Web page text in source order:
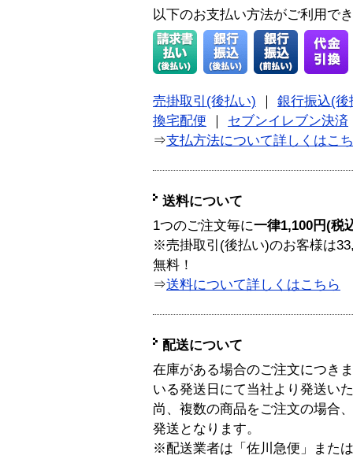
以下のお支払い方法がご利用で
売掛取引(後払い) ｜ 銀行振込(後
換宅配便 ｜ セブンイレブン決済
⇒支払方法について詳しくはこ
送料について
1つのご注文毎に一律1,100円(税
※売掛取引(後払い)のお客様は
無料！
⇒送料について詳しくはこちら
配送について
在庫がある場合のご注文につき
いる発送日にて当社より発送い
尚、複数の商品をご注文の場合
発送となります。
※配送業者は「佐川急便」また